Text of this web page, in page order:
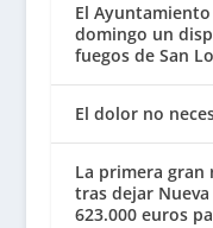
El
domingo un
fuegos de San
El dolor no
La primera gran
tras dejar
623.000 euros